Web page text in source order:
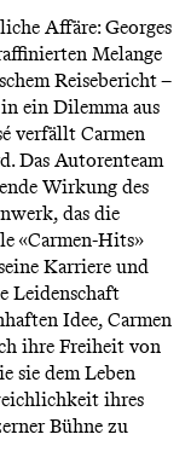
Affäre: Georges
Melange
Reisebericht –
ein Dilemma aus
verfällt Carmen
Das Autorenteam
Wirkung des
das die
«Carmen-Hits»
Karriere und
Leidenschaft
Idee, Carmen
ihre Freiheit von
sie dem Leben
ihres
Bühne zu